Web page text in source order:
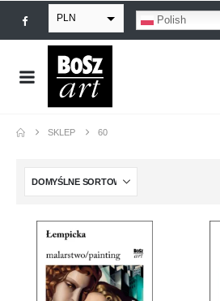
PLN
EUR
USD
Polish
SKLEP 60